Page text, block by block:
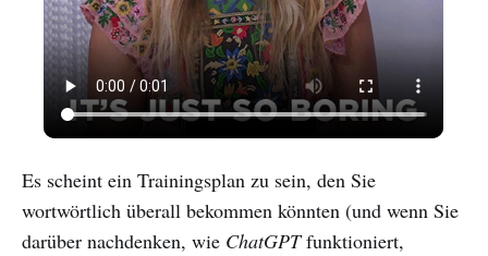
Es scheint ein Trainingsplan zu sein, den Sie
wortwörtlich überall bekommen könnten (und wenn Sie
darüber nachdenken, wie ChatGPTfunktioniert,